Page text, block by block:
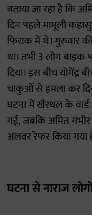
बताया जा रहा है कि
दिन पहले मामूली
फिराक में थे। गुरुवार
था। तभी 3 लोग
दिया। इस बीच योगेंद्र
चाकुओं से हमला कर
घटना में खैरथल के वार्ड
गई, जबकि अमित
अलवर रेफर किया गया
घटना से नाराज